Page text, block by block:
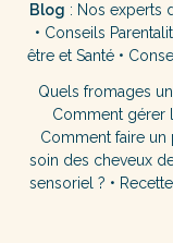
Blog : Nos experts
• Conseils
être et Santé•
Quels fromages
Comment gérer
Comment faire un
soin des cheveux
sensoriel ? •